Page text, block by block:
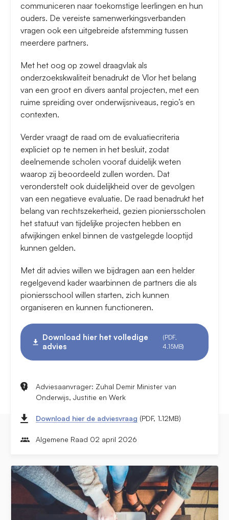
communiceren naar toekomstige leerlingen en hun
ouders. De vereiste samenwerkingsverbanden
vragen ook een uitgebreide afstemming tussen
meerdere partners.
Met het oog op zowel draagvlak als
onderzoekskwaliteit benadrukt de Vlor het belang
van een groot en divers aantal projecten, met een
ruime spreiding over onderwijsniveaus, regio’s en
contexten.
Verder vraagt de raad om de evaluatiecriteria
expliciet op te nemen in het besluit, zodat
deelnemende scholen vooraf duidelijk weten
waarop zij beoordeeld zullen worden. Dat
veronderstelt ook duidelijkheid over de gevolgen
van een negatieve evaluatie. De raad benadrukt het
belang van rechtszekerheid, gezien pioniersscholen
het statuut van tijdelijke projecten hebben en
afwijkingen enkel binnen de vastgelegde looptijd
kunnen gelden.
Met dit advies willen we bijdragen aan een helder
regelgevend kader waarbinnen de partners die als
pioniersschool willen starten, zich kunnen
organiseren en kunnen functioneren.
Download hier het volledige
advies
(PDF,
4.15MB)
Adviesaanvrager: Zuhal Demir Minister van
Onderwijs, Justitie en Werk
Download hier de adviesvraag (PDF, 1.12MB)
Algemene Raad 02 april 2026